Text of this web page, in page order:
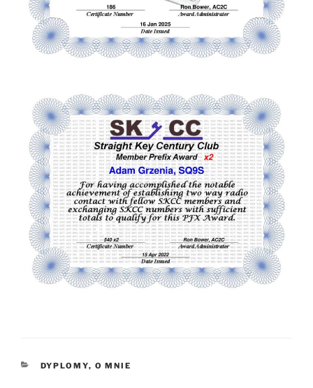
KATEGORIE
DYPLOMY, O MNIE